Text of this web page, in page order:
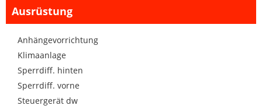
Ausrüstung
Anhängevorrichtung
Klimaanlage
Sperrdiff. hinten
Sperrdiff. vorne
Steuergerät dw